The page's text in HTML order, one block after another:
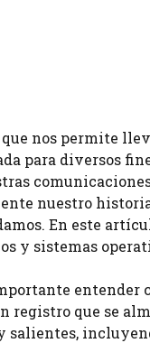
nos permite
para diversos
nuestro
En este
y sistemas
entender
registro que se
salientes,